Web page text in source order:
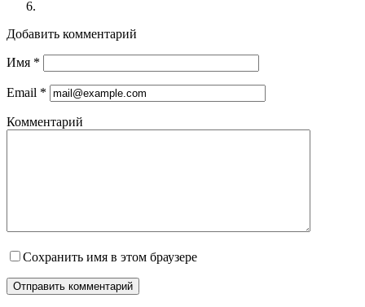
Добавить комментарий
Имя *
Email *
Комментарий
Сохранить имя в этом браузере